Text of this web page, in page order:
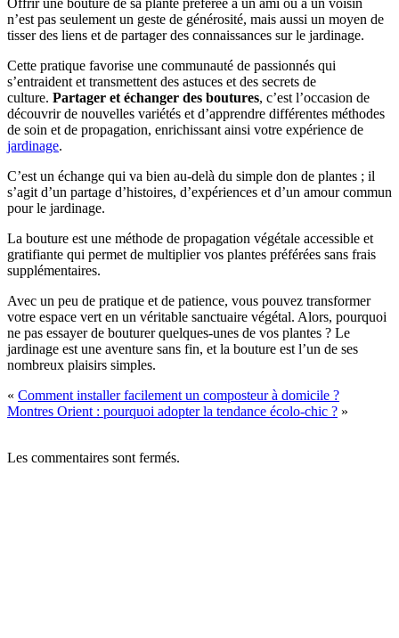
Offrir une bouture de sa plante préférée à un ami ou à un voisin
n’est pas seulement un geste de générosité, mais aussi un moyen de
tisser des liens et de partager des connaissances sur le jardinage.
Cette pratique favorise une communauté de passionnés qui
s’entraident et transmettent des astuces et des secrets de
culture. Partager et échanger des boutures, c’est l’occasion de
découvrir de nouvelles variétés et d’apprendre différentes méthodes
de soin et de propagation, enrichissant ainsi votre expérience de
jardinage.
C’est un échange qui va bien au-delà du simple don de plantes ; il
s’agit d’un partage d’histoires, d’expériences et d’un amour commun
pour le jardinage.
La bouture est une méthode de propagation végétale accessible et
gratifiante qui permet de multiplier vos plantes préférées sans frais
supplémentaires.
Avec un peu de pratique et de patience, vous pouvez transformer
votre espace vert en un véritable sanctuaire végétal. Alors, pourquoi
ne pas essayer de bouturer quelques-unes de vos plantes ? Le
jardinage est une aventure sans fin, et la bouture est l’un de ses
nombreux plaisirs simples.
« Comment installer facilement un composteur à domicile ?
Montres Orient : pourquoi adopter la tendance écolo-chic ? »
Les commentaires sont fermés.